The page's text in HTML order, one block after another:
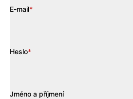
E-mail*
Heslo*
Jméno a příjmení